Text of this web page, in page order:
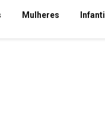
Mulheres Infantil